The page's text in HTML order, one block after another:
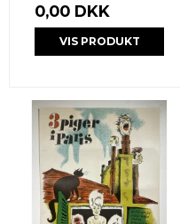
0,00 DKK
VIS PRODUKT